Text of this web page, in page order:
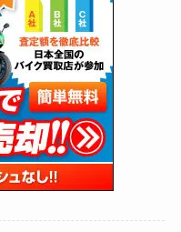
(255)
(204)
(23)
(33)
(34)
(35)
(41)
(27)
(13)